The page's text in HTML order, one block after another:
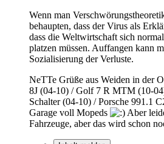
Wenn man
behaupten, dass der Virus als
dass die Weltwirtschaft sich
platzen müssen. Auffangen kann
Sozialisierung der Verluste.
NeTTe Grüße aus Weiden in der
8J (04-10) / Golf 7 R MTM (10-
Schalter (04-10) / Porsche 991.1
Garage voll Mopeds
Aber
Fahrzeuge, aber das wird schon